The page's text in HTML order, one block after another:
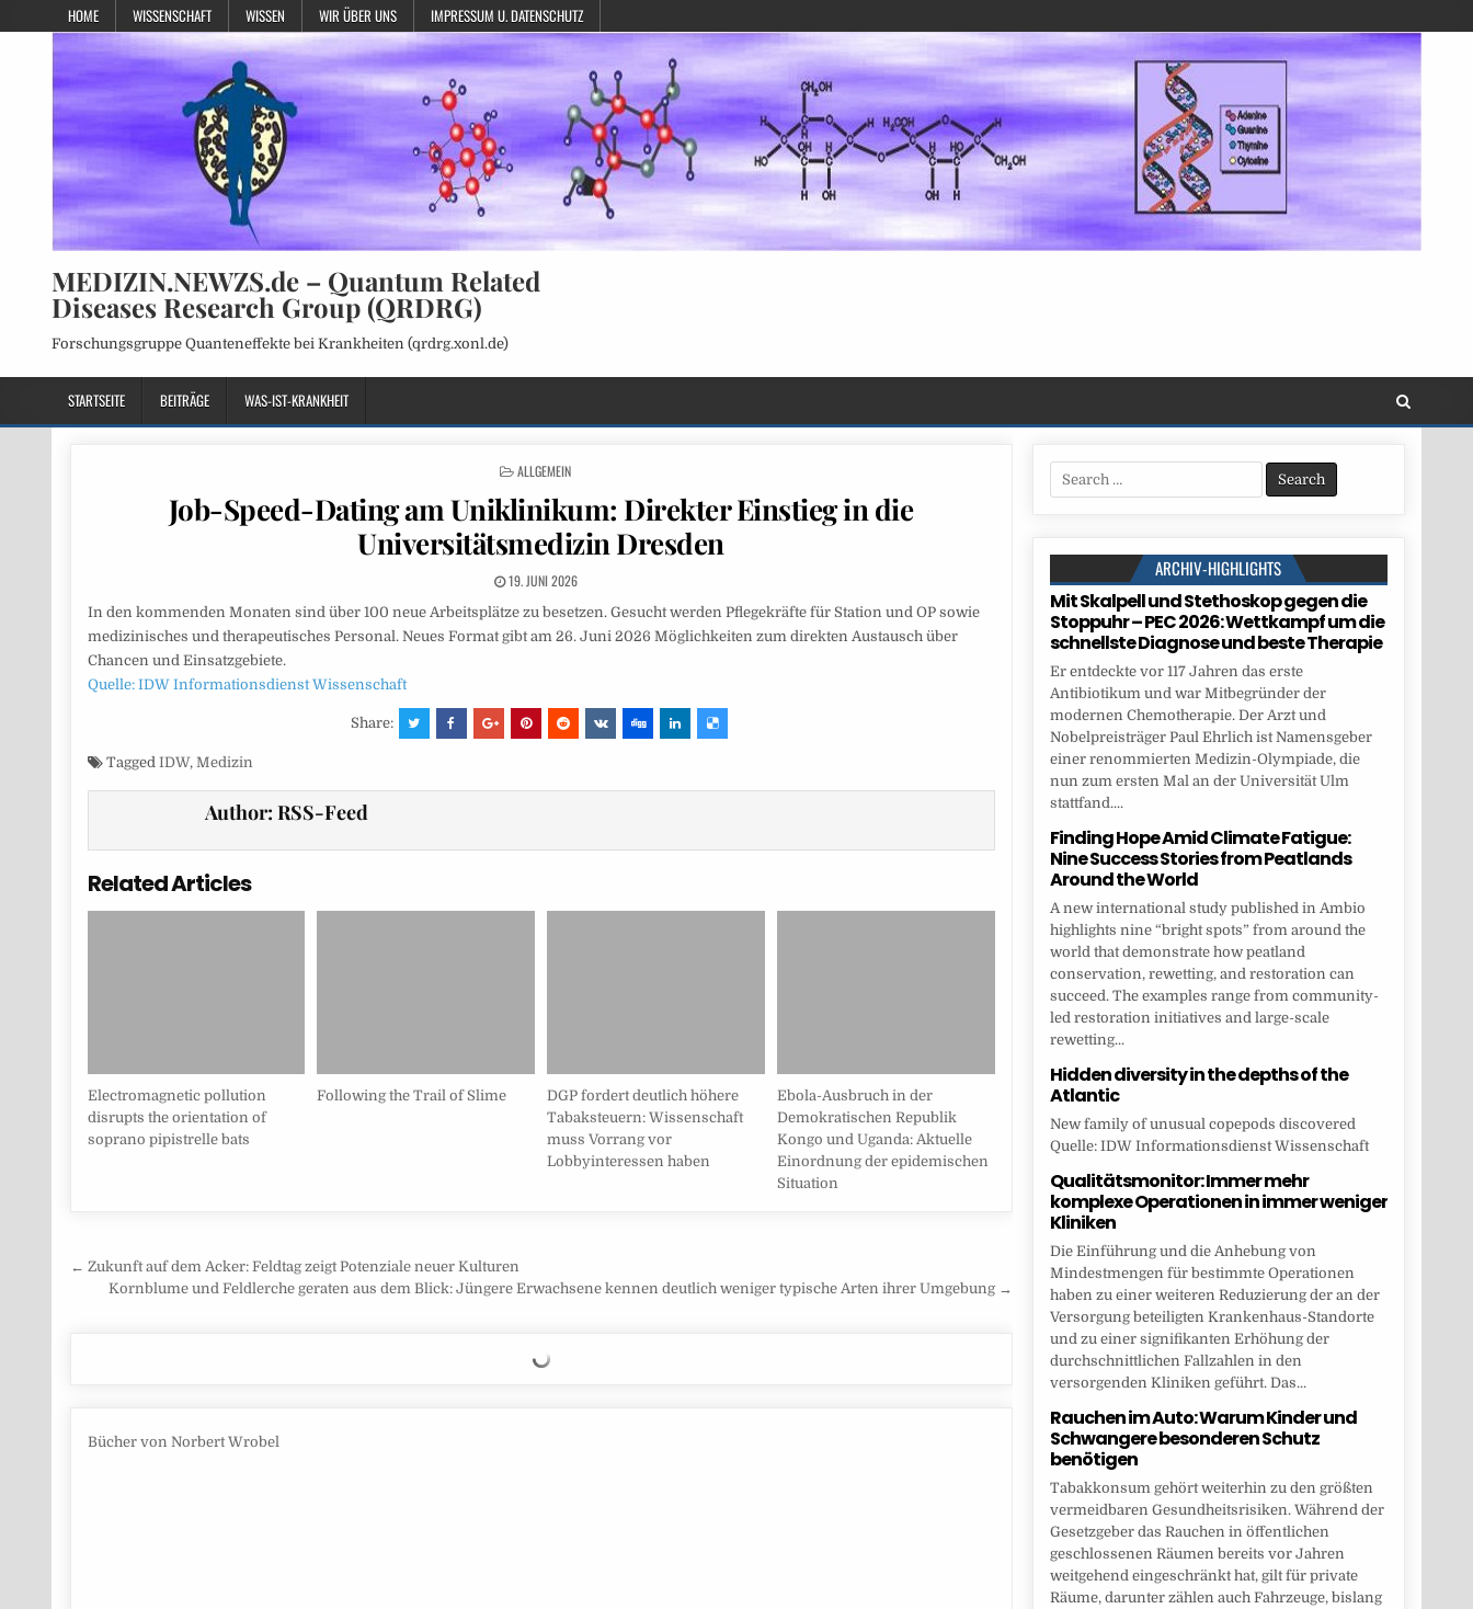
HOME WISSENSCHAFT WISSEN WIR ÜBER UNS IMPRESSUM U. DATENSCHUTZ
MEDIZIN.NEWZS.de – Quantum Related
Diseases Research Group (QRDRG)
Forschungsgruppe Quanteneffekte bei Krankheiten (qrdrg.xonl.de)
STARTSEITE BEITRÄGE WAS-IST-KRANKHEIT
POSTED
ALLGEMEIN
Job-Speed-Dating am Uniklinikum: Direkter Einstieg in die
Universitätsmedizin Dresden
19. JUNI 2026
In den kommenden Monaten sind über 100 neue Arbeitsplätze zu besetzen. Gesucht werden Pflegekräfte für Station und OP sowie
medizinisches und therapeutisches Personal. Neues Format gibt am 26. Juni 2026 Möglichkeiten zum direkten Austausch über
Chancen und Einsatzgebiete.
Quelle: IDW Informationsdienst Wissenschaft
Share:
Tagged IDW, Medizin
Author:RSS-Feed
Related Articles
Electromagnetic pollution
disrupts the orientation of
soprano pipistrelle bats
Following the Trail of Slime
DGP fordert deutlich höhere
Tabaksteuern: Wissenschaft
muss Vorrang vor
Lobbyinteressen haben
Ebola-Ausbruch in der
Demokratischen Republik
Kongo und Uganda: Aktuelle
Einordnung der epidemischen
Situation
Beitragsnavigation
← Zukunft auf dem Acker: Feldtag zeigt Potenziale neuer Kulturen
Kornblume und Feldlerche geraten aus dem Blick: Jüngere Erwachsene kennen deutlich weniger typische Arten ihrer Umgebung →
Bücher von Norbert Wrobel
Search
for:
ARCHIV-HIGHLIGHTS
Mit Skalpell und Stethoskop gegen die
Stoppuhr – PEC 2026: Wettkampf um die
schnellste Diagnose und beste Therapie
Er entdeckte vor 117 Jahren das erste
Antibiotikum und war Mitbegründer der
modernen Chemotherapie. Der Arzt und
Nobelpreisträger Paul Ehrlich ist Namensgeber
einer renommierten Medizin-Olympiade, die
nun zum ersten Mal an der Universität Ulm
stattfand....
Finding Hope Amid Climate Fatigue:
Nine Success Stories from Peatlands
Around the World
A new international study published in Ambio
highlights nine “bright spots” from around the
world that demonstrate how peatland
conservation, rewetting, and restoration can
succeed. The examples range from community-
led restoration initiatives and large-scale
rewetting...
Hidden diversity in the depths of the
Atlantic
New family of unusual copepods discovered
Quelle: IDW Informationsdienst Wissenschaft
Qualitätsmonitor: Immer mehr
komplexe Operationen in immer weniger
Kliniken
Die Einführung und die Anhebung von
Mindestmengen für bestimmte Operationen
haben zu einer weiteren Reduzierung der an der
Versorgung beteiligten Krankenhaus-Standorte
und zu einer signifikanten Erhöhung der
durchschnittlichen Fallzahlen in den
versorgenden Kliniken geführt. Das...
Rauchen im Auto: Warum Kinder und
Schwangere besonderen Schutz
benötigen
Tabakkonsum gehört weiterhin zu den größten
vermeidbaren Gesundheitsrisiken. Während der
Gesetzgeber das Rauchen in öffentlichen
geschlossenen Räumen bereits vor Jahren
weitgehend eingeschränkt hat, gilt für private
Räume, darunter zählen auch Fahrzeuge, bislang